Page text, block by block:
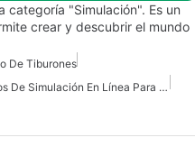
categoría "Simulación". Es un
crear y descubrir el mundo
De Tiburones
Juegos De Simulación En Línea Para Android Gratis